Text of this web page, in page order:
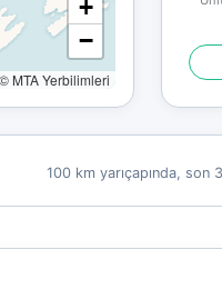
+
−
MTA Yerbilimleri
100 km yarıçapında, son